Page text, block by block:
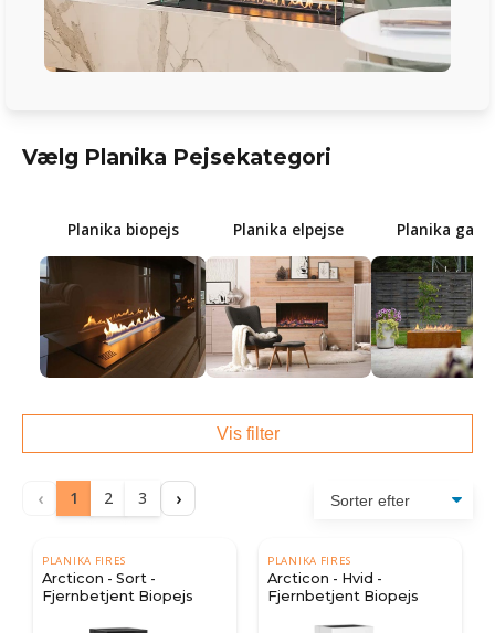
Vælg Planika Pejsekategori
Planika biopejs Planika elpejse Planika
Vis filter
‹ 1 2 3 ›
PLANIKA FIRES
Arcticon - Sort -
Fjernbetjent Biopejs
PLANIKA FIRES
Arcticon - Hvid -
Fjernbetjent Biopejs